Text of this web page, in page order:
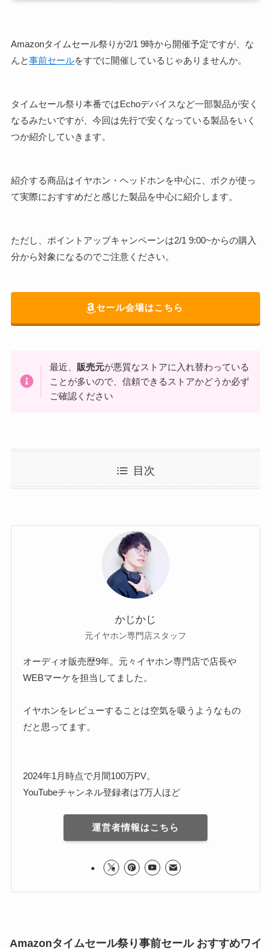
Amazonタイムセール祭りが2/1 9時から開催予定ですが、な
んと事前セールをすでに開催しているじゃありませんか。
タイムセール祭り本番ではEchoデバイスなど一部製品が安く
なるみたいですが、今回は先行で安くなっている製品をいく
つか紹介していきます。
紹介する商品はイヤホン・ヘッドホンを中心に、ボクが使っ
て実際におすすめだと感じた製品を中心に紹介します。
ただし、ポイントアップキャンペーンは2/1 9:00~からの購入
分から対象になるのでご注意ください。
セール会場はこちら
最近、 販売元が悪質なストアに入れ替わっている
ことが多いので、信頼できるストアかどうか必ず
ご確認ください
目次
かじかじ
元イヤホン専門店スタッフ
オーディオ販売歴9年。元々イヤホン専門店で店長や
WEBマーケを担当してました。
イヤホンをレビューすることは空気を吸うようなもの
だと思ってます。
2024年1月時点で月間100万PV。
YouTubeチャンネル登録者は7万人ほど
運営者情報はこちら
Amazonタイムセール祭り事前セール おすすめワイ